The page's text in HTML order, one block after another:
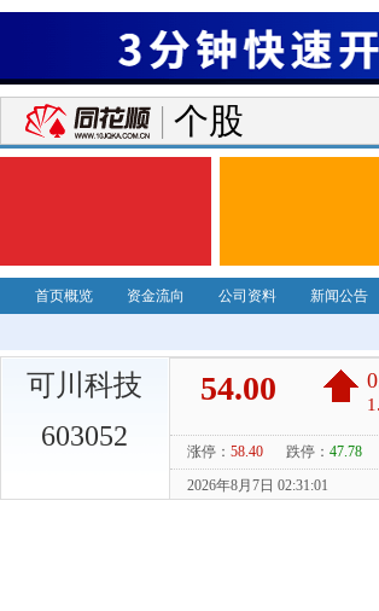
个股
首页概览 资金流向 公司资料 新闻公告
可川科技
603052